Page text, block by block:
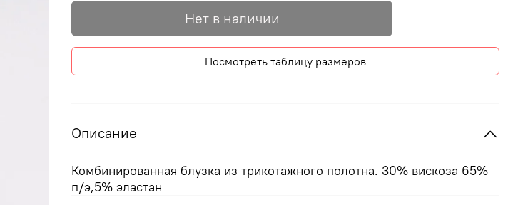
Нет в наличии
Посмотреть таблицу размеров
Описание
Комбинированная блузка из трикотажного полотна. 30% вискоза 65%
п/э,5% эластан